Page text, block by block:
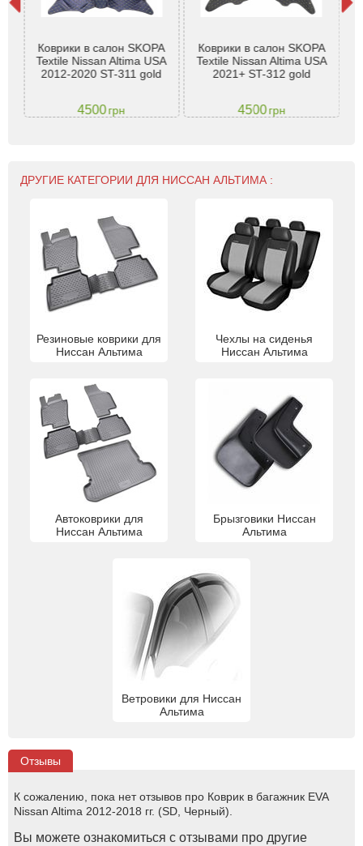
Коврики в салон SKOPA
Textile Nissan Altima USA
2012-2020 ST-311 gold
4500грн
Коврики в салон SKOPA
Textile Nissan Altima USA
2021+ ST-312 gold
4500грн
ДРУГИЕ КАТЕГОРИИ ДЛЯ НИССАН АЛЬТИМА :
Резиновые коврики для
Ниссан Альтима
Чехлы на сиденья
Ниссан Альтима
Автоковрики для
Ниссан Альтима
Брызговики Ниссан
Альтима
Ветровики для Ниссан
Альтима
Отзывы
К сожалению, пока нет отзывов про Коврик в багажник EVA
Nissan Altima 2012-2018 гг. (SD, Черный).
Вы можете ознакомиться с отзывами про другие